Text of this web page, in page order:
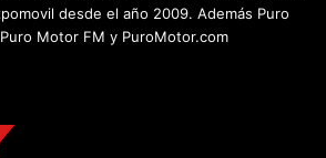
desde el año 2009. Además Puro
Motor FM y PuroMotor.com